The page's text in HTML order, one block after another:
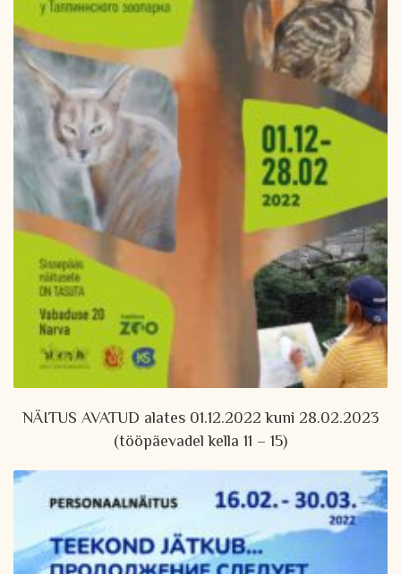
NÄITUS AVATUD alates 01.12.2022 kuni 28.02.2023
(tööpäevadel kella 11 – 15)